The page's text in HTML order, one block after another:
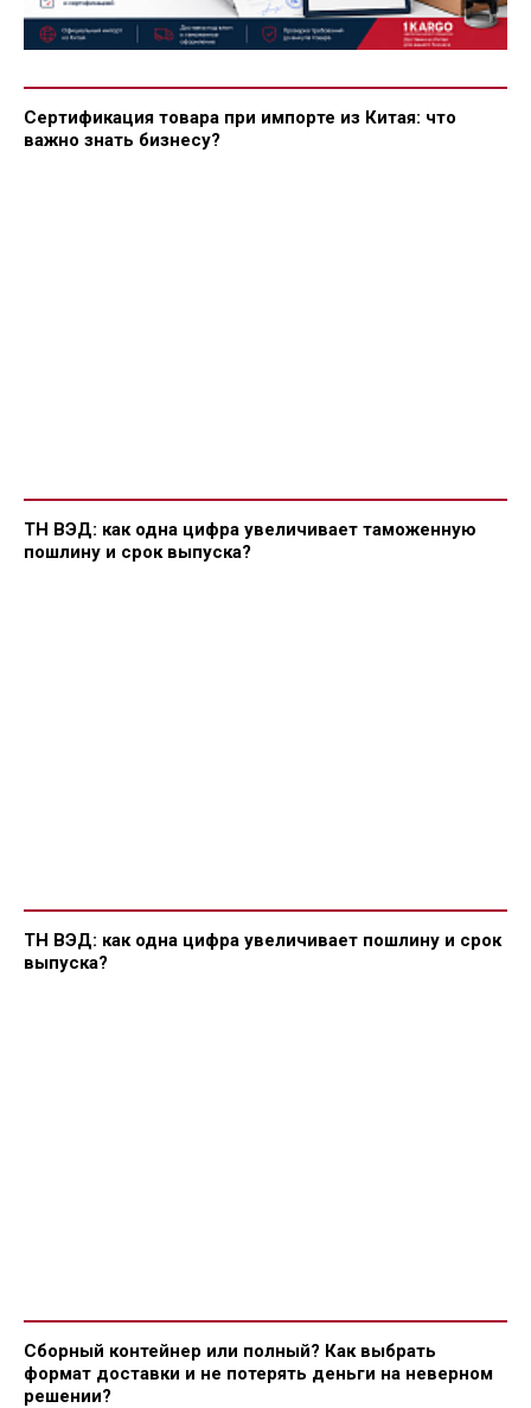
Сертификация товара при импорте из Китая: что
важно знать бизнесу?
ТН ВЭД: как одна цифра увеличивает таможенную
пошлину и срок выпуска?
ТН ВЭД: как одна цифра увеличивает пошлину и срок
выпуска?
Сборный контейнер или полный? Как выбрать
формат доставки и не потерять деньги на неверном
решении?